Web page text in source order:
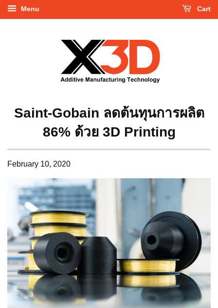
Menu Cart
Saint-Gobain ลดต้นทุนการผลิต
86% ด้วย 3D Printing
February 10, 2020